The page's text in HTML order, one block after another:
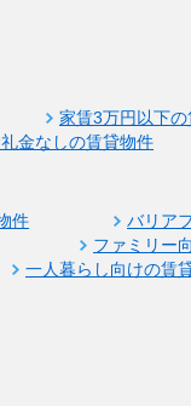
家賃3万円以下
金なしの賃貸物件
件
バリア
ファミリー
一人暮らし向けの賃